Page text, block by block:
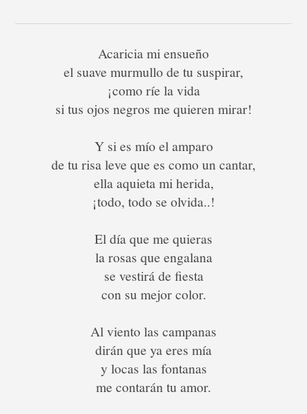
Acaricia mi ensueño
el suave murmullo de tu suspirar,
¡como ríe la vida
si tus ojos negros me quieren mirar!
Y si es mío el amparo
de tu risa leve que es como un cantar,
ella aquieta mi herida,
¡todo, todo se olvida..!
El día que me quieras
la rosas que engalana
se vestirá de fiesta
con su mejor color.
Al viento las campanas
dirán que ya eres mía
y locas las fontanas
me contarán tu amor.